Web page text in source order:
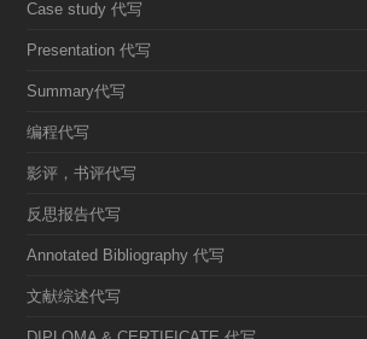
Case study 代写
Presentation 代写
Summary代写
编程代写
影评，书评代写
反思报告代写
Annotated Bibliography 代写
文献综述代写